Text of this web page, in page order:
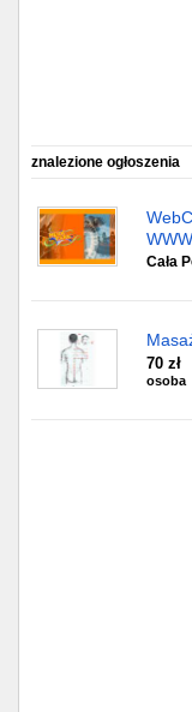
znalezione ogłoszenia
Cała
70 zł
osoba
Toruń
Sosnowiec